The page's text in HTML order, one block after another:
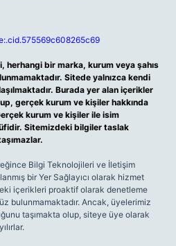
herhangi bir marka, kurum veya şahıs
Sitede yalnızca kendi
Burada yer alan içerikler
gerçek kurum ve kişiler hakkında
kurum ve kişiler ile isim
Sitemizdeki bilgiler taslak
Bilgi Teknolojileri ve İletişim
bir Yer Sağlayıcı olarak hizmet
içerikleri proaktif olarak denetleme
bulunmamaktadır. Ancak, üyelerimiz
taşımakta olup, siteye üye olarak